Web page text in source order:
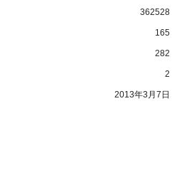
362528
165
282
2
2013年3月7日